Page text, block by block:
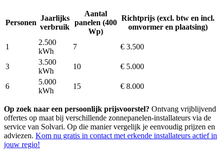
Personen
Jaarlijks
verbruik
Aantal
panelen (400
Wp)
Richtprijs (excl. btw en incl.
omvormer en plaatsing)
1
2.500
kWh
7 € 3.500
3
3.500
kWh
10 € 5.000
6
5.000
kWh
15 € 8.000
Op zoek naar een persoonlijk prijsvoorstel? Ontvang vrijblijvend
offertes op maat bij verschillende zonnepanelen-installateurs via de
service van Solvari. Op die manier vergelijk je eenvoudig prijzen en
adviezen. Kom nu gratis in contact met erkende installateurs actief in
jouw regio!